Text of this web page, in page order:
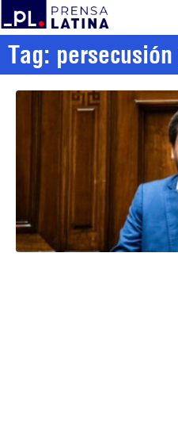
Tag: